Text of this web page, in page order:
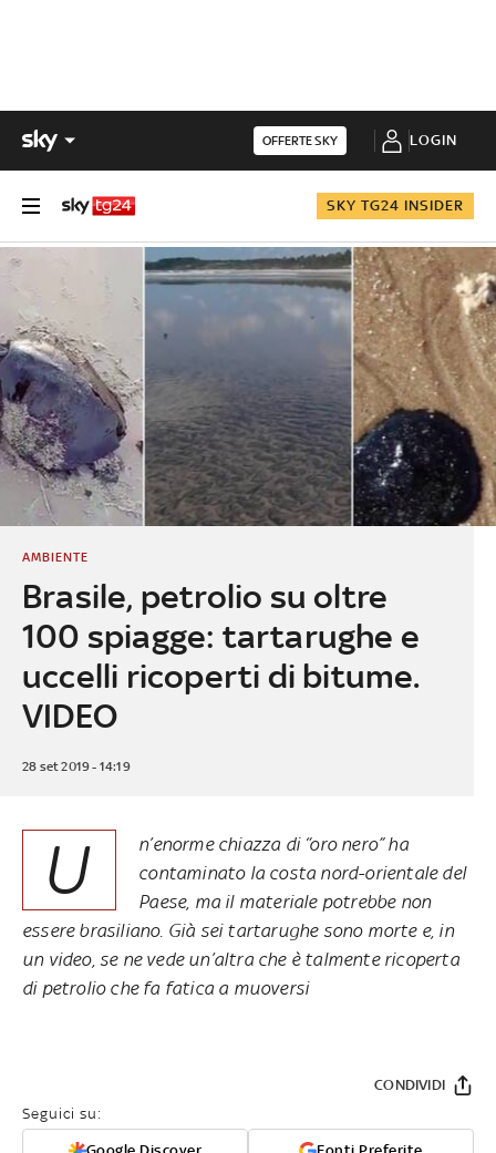
OFFERTE SKY LOGIN
SKY TG24 INSIDER
Brasile, petrolio su oltre
100 spiagge: tartarughe e
uccelli ricoperti di bitume.
VIDEO
AMBIENTE
28 set 2019 - 14:19
U
n’enorme chiazza di “oro nero” ha
contaminato la costa nord-orientale del
Paese, ma il materiale potrebbe non
essere brasiliano. Già sei tartarughe sono morte e, in
un video, se ne vede un’altra che è talmente ricoperta
di petrolio che fa fatica a muoversi
Seguici su:
CONDIVIDI